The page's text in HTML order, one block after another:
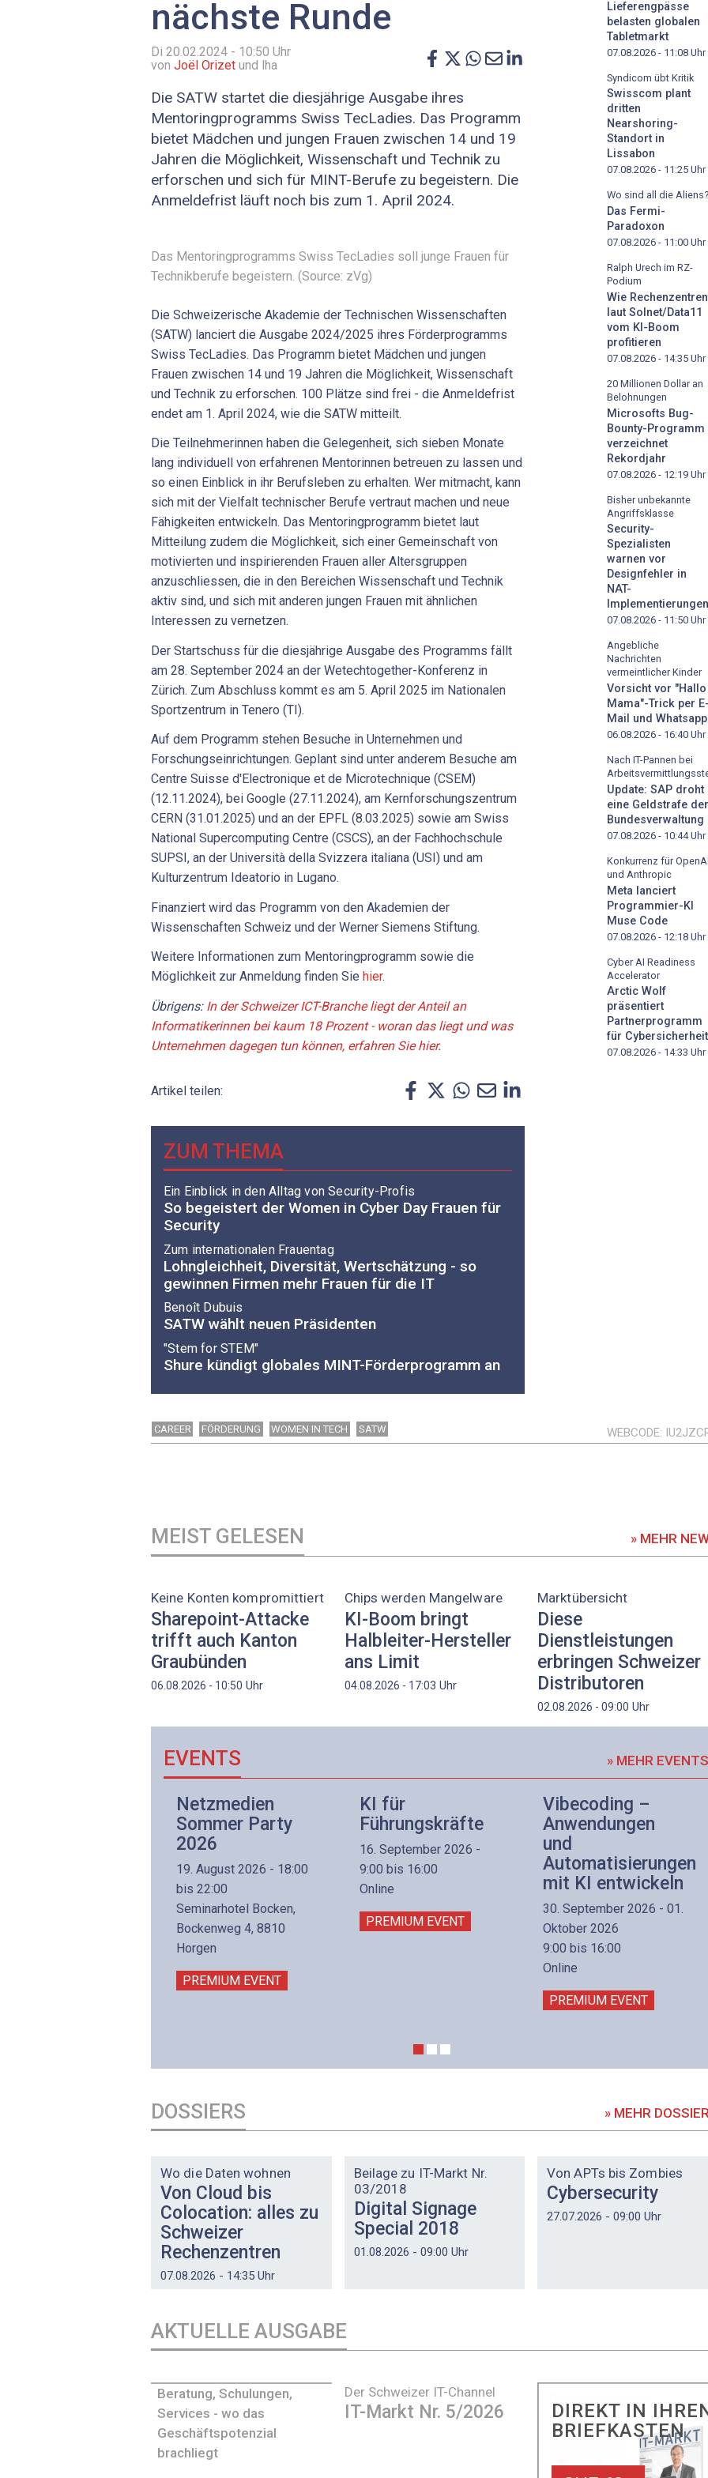
nächste Runde
Di 20.02.2024 - 10:50 Uhr
von Joël Orizet und lha
Die SATW startet die diesjährige Ausgabe ihres
Mentoringprogramms Swiss TecLadies. Das Programm
bietet Mädchen und jungen Frauen zwischen 14 und 19
Jahren die Möglichkeit, Wissenschaft und Technik zu
erforschen und sich für MINT-Berufe zu begeistern. Die
Anmeldefrist läuft noch bis zum 1. April 2024.
Das Mentoringprogramms Swiss TecLadies soll junge Frauen für
Technikberufe begeistern. (Source: zVg)
Die Schweizerische Akademie der Technischen Wissenschaften
(SATW) lanciert die Ausgabe 2024/2025 ihres Förderprogramms
Swiss TecLadies. Das Programm bietet Mädchen und jungen
Frauen zwischen 14 und 19 Jahren die Möglichkeit, Wissenschaft
und Technik zu erforschen. 100 Plätze sind frei - die Anmeldefrist
endet am 1. April 2024, wie die SATW mitteilt.
Die Teilnehmerinnen haben die Gelegenheit, sich sieben Monate
lang individuell von erfahrenen Mentorinnen betreuen zu lassen und
so einen Einblick in ihr Berufsleben zu erhalten. Wer mitmacht, kann
sich mit der Vielfalt technischer Berufe vertraut machen und neue
Fähigkeiten entwickeln. Das Mentoringprogramm bietet laut
Mitteilung zudem die Möglichkeit, sich einer Gemeinschaft von
motivierten und inspirierenden Frauen aller Altersgruppen
anzuschliessen, die in den Bereichen Wissenschaft und Technik
aktiv sind, und sich mit anderen jungen Frauen mit ähnlichen
Interessen zu vernetzen.
Der Startschuss für die diesjährige Ausgabe des Programms fällt
am 28. September 2024 an der Wetechtogether-Konferenz in
Zürich. Zum Abschluss kommt es am 5. April 2025 im Nationalen
Sportzentrum in Tenero (TI).
Auf dem Programm stehen Besuche in Unternehmen und
Forschungseinrichtungen. Geplant sind unter anderem Besuche am
Centre Suisse d'Electronique et de Microtechnique (CSEM)
(12.11.2024), bei Google (27.11.2024), am Kernforschungszentrum
CERN (31.01.2025) und an der EPFL (8.03.2025) sowie am Swiss
National Supercomputing Centre (CSCS), an der Fachhochschule
SUPSI, an der Università della Svizzera italiana (USI) und am
Kulturzentrum Ideatorio in Lugano.
Finanziert wird das Programm von den Akademien der
Wissenschaften Schweiz und der Werner Siemens Stiftung.
Weitere Informationen zum Mentoringprogramm sowie die
Möglichkeit zur Anmeldung finden Sie hier.
Übrigens:In der Schweizer ICT-Branche liegt der Anteil an
Informatikerinnen bei kaum 18 Prozent - woran das liegt und was
Unternehmen dagegen tun können, erfahren Sie hier.
Artikel teilen:
ZUM THEMA
Ein Einblick in den Alltag von Security-Profis
So begeistert der Women in Cyber Day Frauen für
Security
Zum internationalen Frauentag
Lohngleichheit, Diversität, Wertschätzung - so
gewinnen Firmen mehr Frauen für die IT
Benoît Dubuis
SATW wählt neuen Präsidenten
"Stem for STEM"
Shure kündigt globales MINT-Förderprogramm an
Lieferengpässe
belasten globalen
Tabletmarkt
07.08.2026 - 11:08 Uhr
Syndicom übt Kritik
Swisscom plant
dritten
Nearshoring-
Standort in
Lissabon
07.08.2026 - 11:25 Uhr
Wo sind all die Aliens?
Das Fermi-
Paradoxon
07.08.2026 - 11:00 Uhr
Ralph Urech im RZ-
Podium
Wie Rechenzentren
laut Solnet/Data11
vom KI-Boom
profitieren
07.08.2026 - 14:35 Uhr
20 Millionen Dollar an
Belohnungen
Microsofts Bug-
Bounty-Programm
verzeichnet
Rekordjahr
07.08.2026 - 12:19 Uhr
Bisher unbekannte
Angriffsklasse
Security-
Spezialisten
warnen vor
Designfehler in
NAT-
Implementierungen
07.08.2026 - 11:50 Uhr
Angebliche
Nachrichten
vermeintlicher Kinder
Vorsicht vor "Hallo
Mama"-Trick per E-
Mail und Whatsapp
06.08.2026 - 16:40 Uhr
Nach IT-Pannen bei
Update: SAP droht
eine Geldstrafe der
Bundesverwaltung
07.08.2026 - 10:44Uhr
Konkurrenz für OpenAI
und Anthropic
Meta lanciert
Programmier-KI
Muse Code
07.08.2026 - 12:18 Uhr
Cyber AI Readiness
Accelerator
Arctic Wolf
präsentiert
Partnerprogramm
für Cybersicherheit
07.08.2026 - 14:33 Uhr
CAREER FÖRDERUNG WOMEN IN TECH SATW WEBCODE
MEIST GELESEN » MEHR
Keine Konten kompromittiert
Sharepoint-Attacke
trifft auch Kanton
Graubünden
06.08.2026 - 10:50 Uhr
Chips werden Mangelware
KI-Boom bringt
Halbleiter-Hersteller
ans Limit
04.08.2026 - 17:03 Uhr
Marktübersicht
Diese
Dienstleistungen
erbringen Schweizer
Distributoren
02.08.2026 - 09:00 Uhr
EVENTS » MEHR EVENTS
Netzmedien
Sommer Party
2026
19. August 2026 - 18:00
bis 22:00
Seminarhotel Bocken,
Bockenweg 4, 8810
Horgen
PREMIUM EVENT
KI für
Führungskräfte
16. September 2026 -
9:00 bis 16:00
Online
PREMIUM EVENT
Vibecoding –
Anwendungen
und
Automatisierungen
mit KI entwickeln
30. September 2026 - 01.
Oktober 2026
9:00 bis 16:00
Online
PREMIUM EVENT
DOSSIERS » MEHR
Wo die Daten wohnen
Von Cloud bis
Colocation: alles zu
Schweizer
Rechenzentren
07.08.2026 - 14:35 Uhr
Beilage zu IT-Markt Nr.
03/2018
Digital Signage
Special 2018
01.08.2026 - 09:00 Uhr
Von APTs bis Zombies
Cybersecurity
27.07.2026 - 09:00 Uhr
AKTUELLE AUSGABE
Der Schweizer IT-Channel
IT-Markt Nr. 5/2026
Beratung, Schulungen,
Services - wo das
Geschäftspotenzial
brachliegt
DIREKT IN
BRIEFKASTEN